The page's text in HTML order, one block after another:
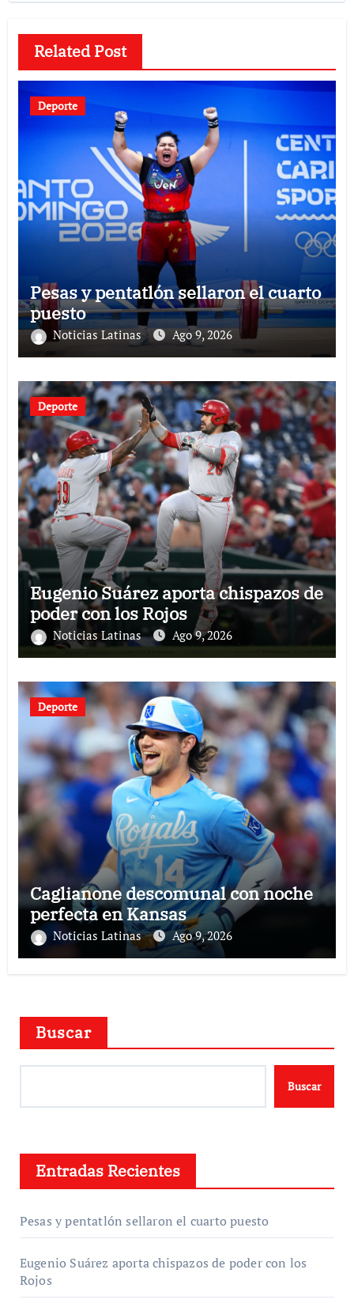
Related Post
Deporte
Pesas y pentatlón sellaron el cuarto
puesto
Noticias Latinas Ago 9, 2026
Deporte
Eugenio Suárez aporta chispazos de
poder con los Rojos
Noticias Latinas Ago 9, 2026
Deporte
Caglianone descomunal con noche
perfecta en Kansas
Noticias Latinas Ago 9, 2026
Buscar
Buscar
Entradas Recientes
Pesas y pentatlón sellaron el cuarto puesto
Eugenio Suárez aporta chispazos de poder con los
Rojos